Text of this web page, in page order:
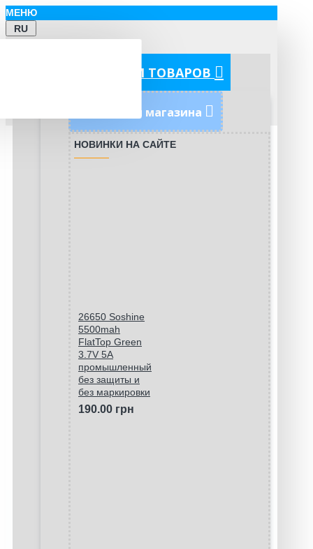
МЕНЮ
RU
КАТЕГОРИИ ТОВАРОВ
Новинки магазина
НОВИНКИ НА САЙТЕ
26650 Soshine
5500mah
FlatTop Green
3.7V 5A
промышленный
без защиты и
без маркировки
190.00 грн